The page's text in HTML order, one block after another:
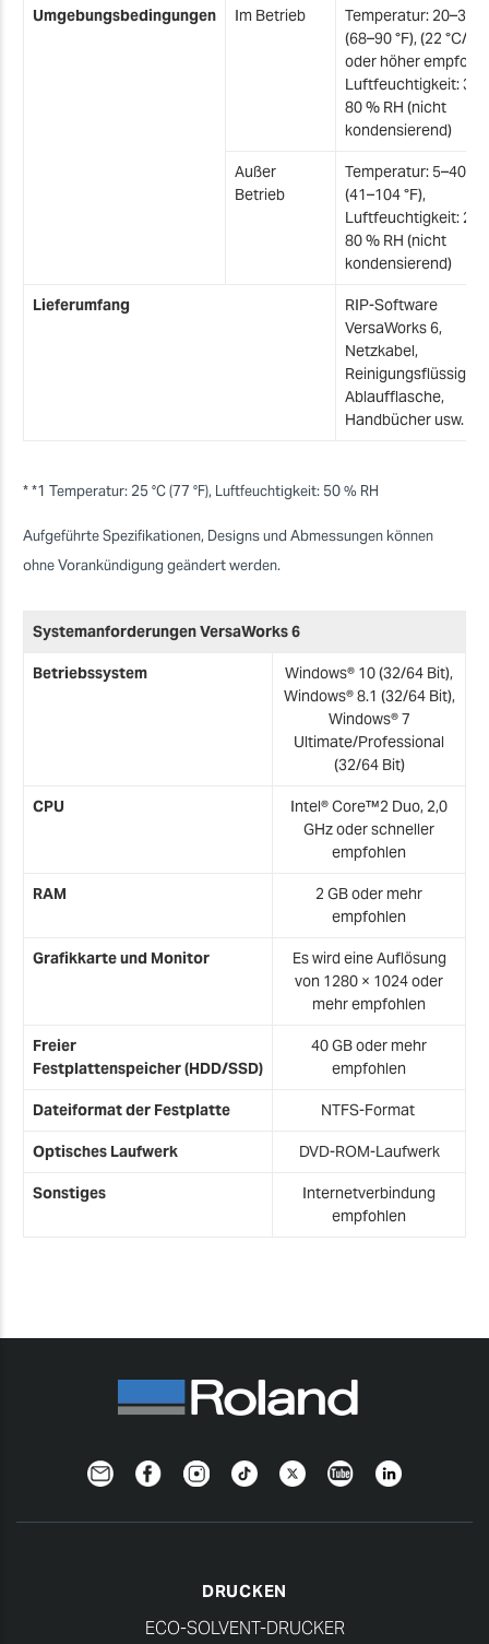
Umgebungsbedingungen Im Betrieb
Temperatur: 20–32
(68–90 °F), (22 °C/72
oder höher
Luftfeuchtigkeit: 35–
80 % RH (nicht
kondensierend)
Außer
Betrieb
Temperatur: 5–40 °C
(41–104 °F),
Luftfeuchtigkeit: 20–
80 % RH (nicht
kondensierend)
Lieferumfang
RIP-Software
VersaWorks 6,
Netzkabel,
Ablaufflasche,
Handbücher usw.
* *1 Temperatur: 25 °C (77 °F), Luftfeuchtigkeit: 50 % RH
Aufgeführte Spezifikationen, Designs und Abmessungen können
ohne Vorankündigung geändert werden.
Systemanforderungen VersaWorks 6
Betriebssystem
Windows® 10 (32/64 Bit),
Windows® 8.1 (32/64 Bit),
Windows® 7
Ultimate/Professional
(32/64 Bit)
CPU
Intel® Core™2 Duo, 2,0
GHz oder schneller
empfohlen
RAM
2 GB oder mehr
empfohlen
Grafikkarte und Monitor
Es wird eine Auflösung
von 1280 × 1024 oder
mehr empfohlen
Freier
Festplattenspeicher(HDD/SSD)
40 GB oder mehr
empfohlen
Dateiformat der Festplatte NTFS-Format
Optisches Laufwerk DVD-ROM-Laufwerk
Sonstiges
Internetverbindung
empfohlen
NewsletterFacebookInstagramTikTokTwitterYouTubeLinkedin
DRUCKEN
ECO-SOLVENT-DRUCKER